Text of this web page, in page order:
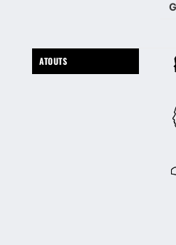
ATOUTS